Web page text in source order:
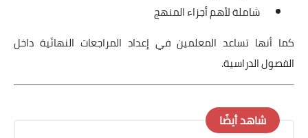
شاملة لأهم أجزاء المنهج
كما أنها تساعد المعلمين في إعداد المراجعات النهائية داخل
الفصول الدراسية.
شاهد أيضًا